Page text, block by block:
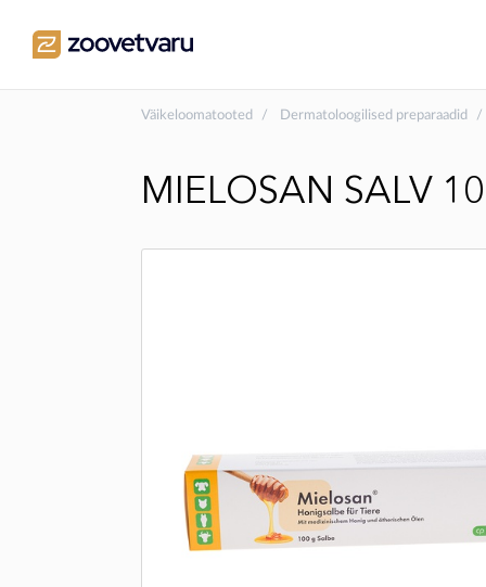
Väikeloomatooted Dermatoloogilised preparaadid
MIELOSAN SALV